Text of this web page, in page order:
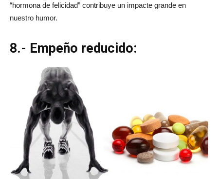
“hormona de felicidad” contribuye un impacte grande en
nuestro humor.
8.- Empeño reducido: